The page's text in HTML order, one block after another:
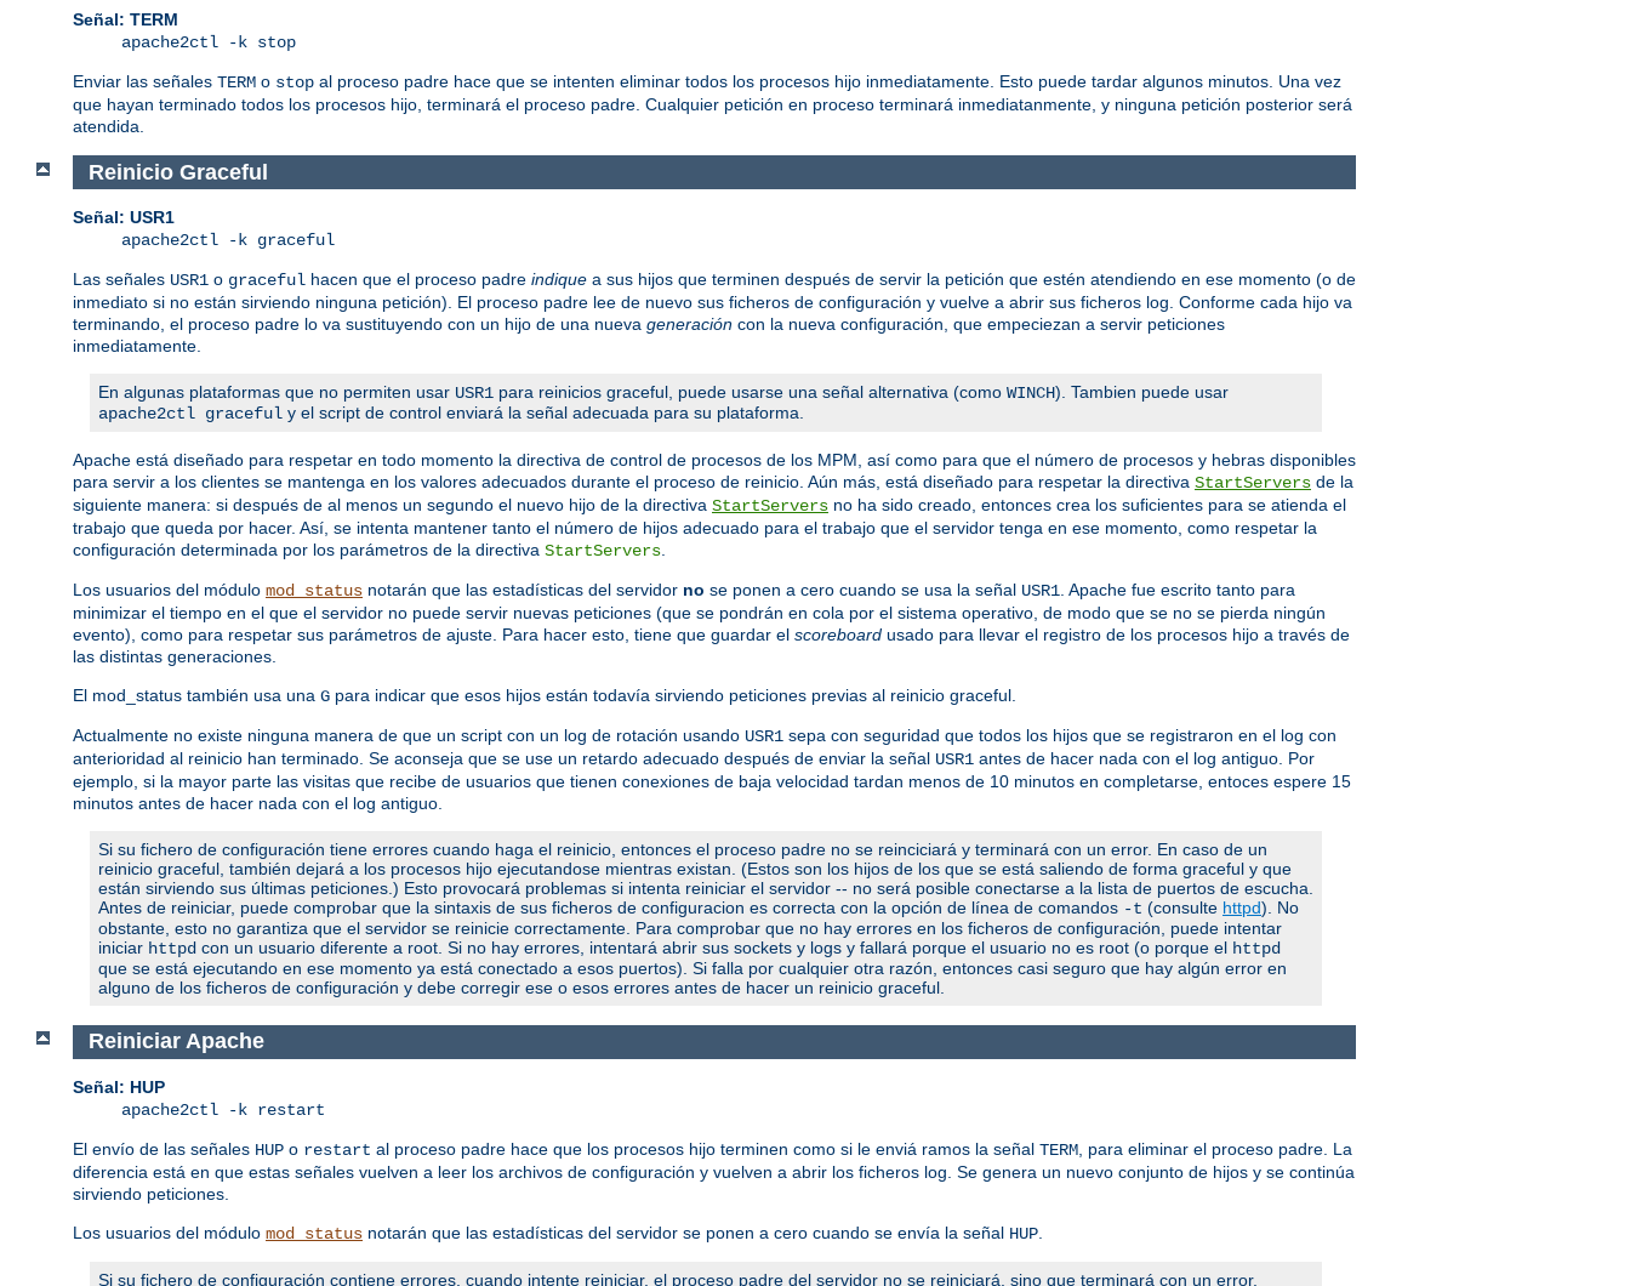
Señal: TERM
apache2ctl -k stop
Enviar las señales TERM o stop al proceso padre hace que se intenten eliminar todos los procesos hijo inmediatamente. Esto puede tardar algunos minutos. Una vez
que hayan terminado todos los procesos hijo, terminará el proceso padre. Cualquier petición en proceso terminará inmediatanmente, y ninguna petición posterior será
atendida.
Reinicio Graceful
Señal: USR1
apache2ctl -k graceful
Las señales USR1 o graceful hacen que el proceso padre indique a sus hijos que terminen después de servir la petición que estén atendiendo en ese momento (o de
inmediato si no están sirviendo ninguna petición). El proceso padre lee de nuevo sus ficheros de configuración y vuelve a abrir sus ficheros log. Conforme cada hijo va
terminando, el proceso padre lo va sustituyendo con un hijo de una nueva generación con la nueva configuración, que empeciezan a servir peticiones
inmediatamente.
En algunas plataformas que no permiten usar USR1 para reinicios graceful, puede usarse una señal alternativa (como WINCH). Tambien puede usar
apache2ctl graceful y el script de control enviará la señal adecuada para su plataforma.
Apache está diseñado para respetar en todo momento la directiva de control de procesos de los MPM, así como para que el número de procesos y hebras disponibles
para servir a los clientes se mantenga en los valores adecuados durante el proceso de reinicio. Aún más, está diseñado para respetar la directiva StartServers de la
siguiente manera: si después de al menos un segundo el nuevo hijo de la directiva StartServers no ha sido creado, entonces crea los suficientes para se atienda el
trabajo que queda por hacer. Así, se intenta mantener tanto el número de hijos adecuado para el trabajo que el servidor tenga en ese momento, como respetar la
configuración determinada por los parámetros de la directiva StartServers.
Los usuarios del módulo mod_status notarán que las estadísticas del servidor no se ponen a cero cuando se usa la señal USR1. Apache fue escrito tanto para
minimizar el tiempo en el que el servidor no puede servir nuevas peticiones (que se pondrán en cola por el sistema operativo, de modo que se no se pierda ningún
evento), como para respetar sus parámetros de ajuste. Para hacer esto, tiene que guardar el scoreboard usado para llevar el registro de los procesos hijo a través de
las distintas generaciones.
El mod_status también usa una G para indicar que esos hijos están todavía sirviendo peticiones previas al reinicio graceful.
Actualmente no existe ninguna manera de que un script con un log de rotación usando USR1 sepa con seguridad que todos los hijos que se registraron en el log con
anterioridad al reinicio han terminado. Se aconseja que se use un retardo adecuado después de enviar la señal USR1 antes de hacer nada con el log antiguo. Por
ejemplo, si la mayor parte las visitas que recibe de usuarios que tienen conexiones de baja velocidad tardan menos de 10 minutos en completarse, entoces espere 15
minutos antes de hacer nada con el log antiguo.
Si su fichero de configuración tiene errores cuando haga el reinicio, entonces el proceso padre no se reinciciará y terminará con un error. En caso de un
reinicio graceful, también dejará a los procesos hijo ejecutandose mientras existan. (Estos son los hijos de los que se está saliendo de forma graceful y que
están sirviendo sus últimas peticiones.) Esto provocará problemas si intenta reiniciar el servidor -- no será posible conectarse a la lista de puertos de escucha.
Antes de reiniciar, puede comprobar que la sintaxis de sus ficheros de configuracion es correcta con la opción de línea de comandos -t (consulte httpd). No
obstante, esto no garantiza que el servidor se reinicie correctamente. Para comprobar que no hay errores en los ficheros de configuración, puede intentar
iniciar httpd con un usuario diferente a root. Si no hay errores, intentará abrir sus sockets y logs y fallará porque el usuario no es root (o porque el httpd
que se está ejecutando en ese momento ya está conectado a esos puertos). Si falla por cualquier otra razón, entonces casi seguro que hay algún error en
alguno de los ficheros de configuración y debe corregir ese o esos errores antes de hacer un reinicio graceful.
Reiniciar Apache
Señal: HUP
apache2ctl -k restart
El envío de las señales HUP o restart al proceso padre hace que los procesos hijo terminen como si le enviá ramos la señal TERM , para eliminar el proceso padre. La
diferencia está en que estas señales vuelven a leer los archivos de configuración y vuelven a abrir los ficheros log. Se genera un nuevo conjunto de hijos y se continúa
sirviendo peticiones.
Los usuarios del módulo mod_status notarán que las estadísticas del servidor se ponen a cero cuando se envía la señal HUP
Si su fichero de configuración contiene errores, cuando intente reiniciar, el proceso padre del servidor no se reiniciará, sino que terminará con un error.